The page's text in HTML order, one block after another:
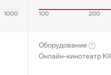
1000 100 200
Оборудование
Онлайн-кинотеатр